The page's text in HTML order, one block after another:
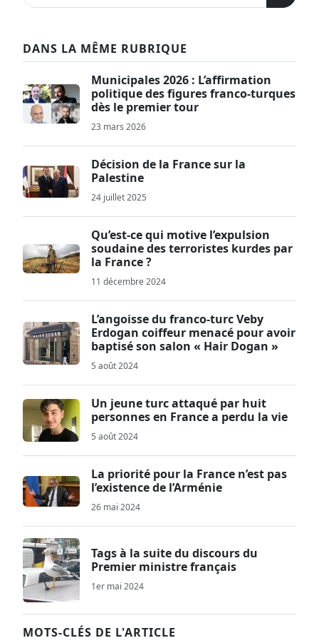
DANS LA MÊME RUBRIQUE
Municipales 2026 : L’affirmation
politique des figures franco-turques
dès le premier tour
23 mars 2026
Décision de la France sur la
Palestine
24 juillet 2025
Qu’est-ce qui motive l’expulsion
soudaine des terroristes kurdes par
la France ?
11 décembre 2024
L’angoisse du franco-turc Veby
Erdogan coiffeur menacé pour avoir
baptisé son salon « Hair Dogan »
5 août 2024
Un jeune turc attaqué par huit
personnes en France a perdu la vie
5 août 2024
La priorité pour la France n’est pas
l’existence de l’Arménie
26 mai 2024
Tags à la suite du discours du
Premier ministre français
1er mai 2024
MOTS-CLÉS DE L'ARTICLE